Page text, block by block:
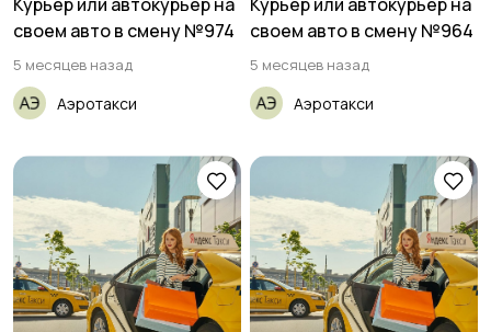
своем авто в смену №974
5 месяцев назад
Аэротакси
своем авто в смену №964
5 месяцев назад
Аэротакси